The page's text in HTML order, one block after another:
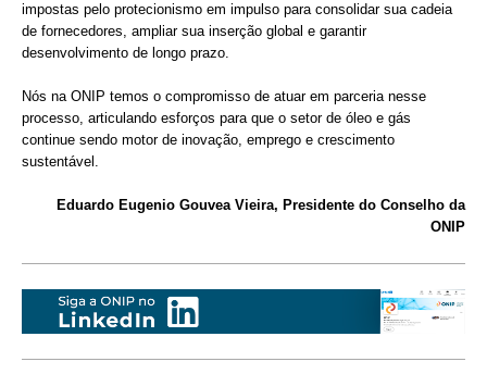
impostas pelo protecionismo em impulso para consolidar sua cadeia
de fornecedores, ampliar sua inserção global e garantir
desenvolvimento de longo prazo.
Nós na ONIP temos o compromisso de atuar em parceria nesse
processo, articulando esforços para que o setor de óleo e gás
continue sendo motor de inovação, emprego e crescimento
sustentável.
Eduardo Eugenio Gouvea Vieira, Presidente do Conselho da
ONIP